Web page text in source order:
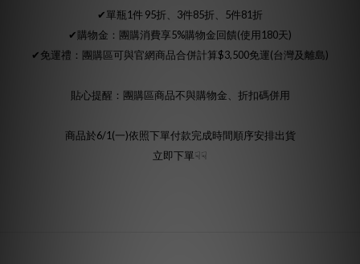
✔單瓶1件 95折、3件85折、5件81折
✔購物金：團購消費享5%購物金回饋(使用180天)
✔免運禮：團購區可與官網商品合併計算$3,500免運(台灣及離島)
貼心提醒：團購區商品不與購物金、折扣碼併用
商品於6/1(一)依照下單付款完成時間順序安排出貨
立即下單☟☟